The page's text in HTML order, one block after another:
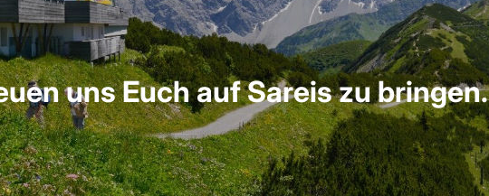
uns Euch auf Sareis zu bringen.